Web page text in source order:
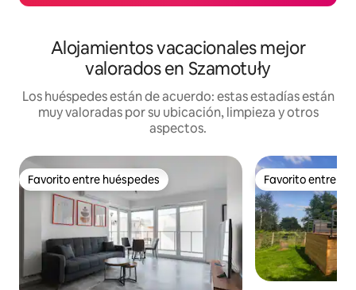
Alojamientos vacacionales mejor
valorados en Szamotuły
Los huéspedes están de acuerdo: estas estadías están
muy valoradas por su ubicación, limpieza y otros
aspectos.
Favorito entre huéspedes
Favorito entre huéspedes Favorito entre
Favorito entre